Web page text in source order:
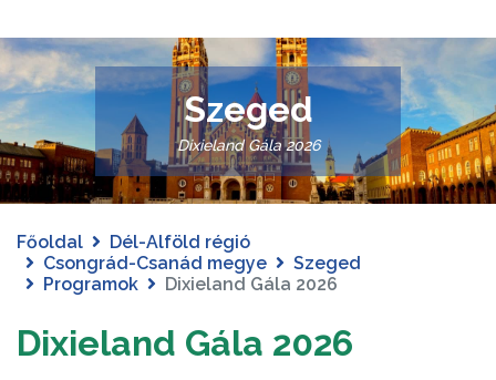
Szeged
Dixieland Gála 2026
Főoldal
Dél-Alföld régió
Csongrád-Csanád megye
Szeged
Programok
Dixieland Gála 2026
Dixieland Gála 2026